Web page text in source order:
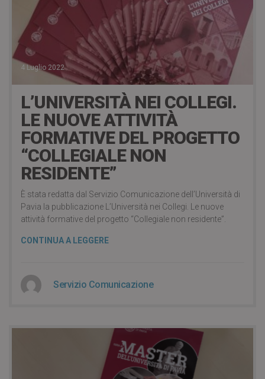
4 Luglio 2022
L’UNIVERSITÀ NEI COLLEGI.
LE NUOVE ATTIVITÀ
FORMATIVE DEL PROGETTO
“COLLEGIALE NON
RESIDENTE”
È stata redatta dal Servizio Comunicazione dell’Università di
Pavia la pubblicazione L’Università nei Collegi. Le nuove
attività formative del progetto “Collegiale non residente”.
CONTINUA A LEGGERE
Servizio Comunicazione